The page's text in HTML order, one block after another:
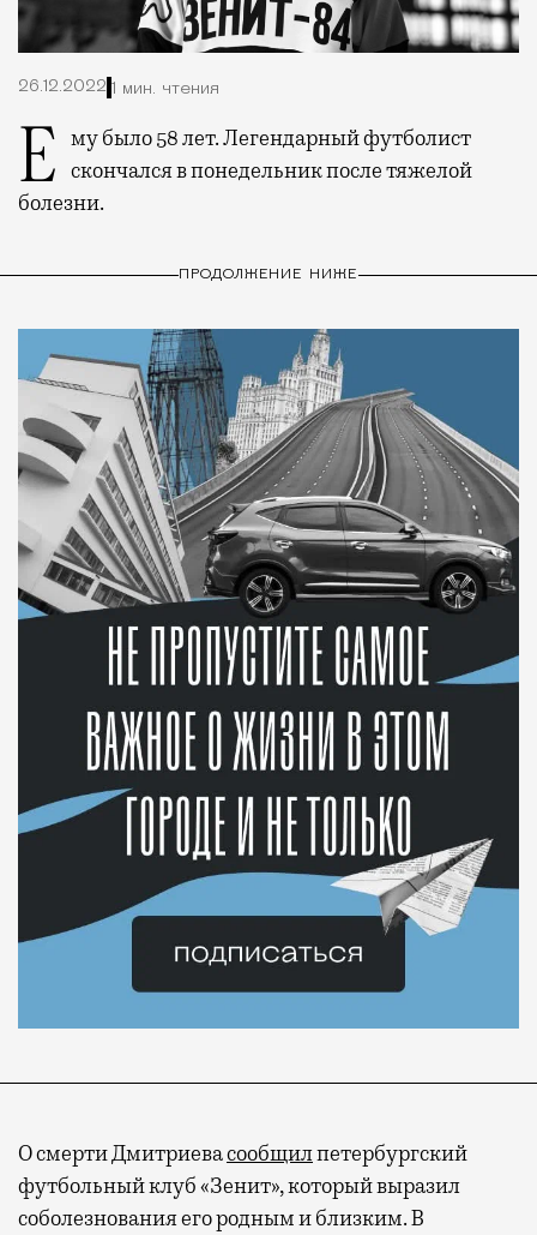
26.12.2022 1 мин. чтения
Ему было 58 лет. Легендарный футболист скончался в понедельник после тяжелой
болезни.
ПРОДОЛЖЕНИЕ НИЖЕ
О смерти Дмитриевасообщилпетербургский
футбольный клуб «Зенит», который выразил
соболезнования его родным и близким. В